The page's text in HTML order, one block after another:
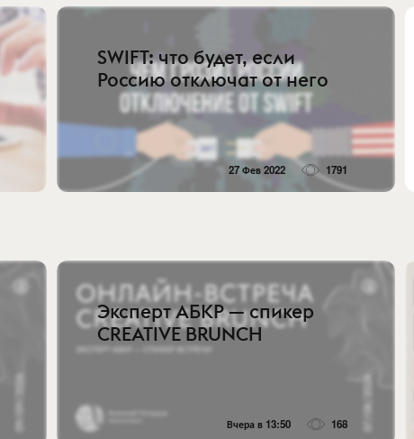
SWIFT: что будет, если
Россию отключат от него
27 Фев 2022 1791
Эксперт АБКР — спикер
CREATIVE BRUNCH
Вчера в 13:50 168